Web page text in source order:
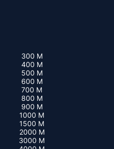
300 M
400 M
500 M
600 M
700 M
800 M
900 M
1000 M
1500 M
2000 M
3000 M